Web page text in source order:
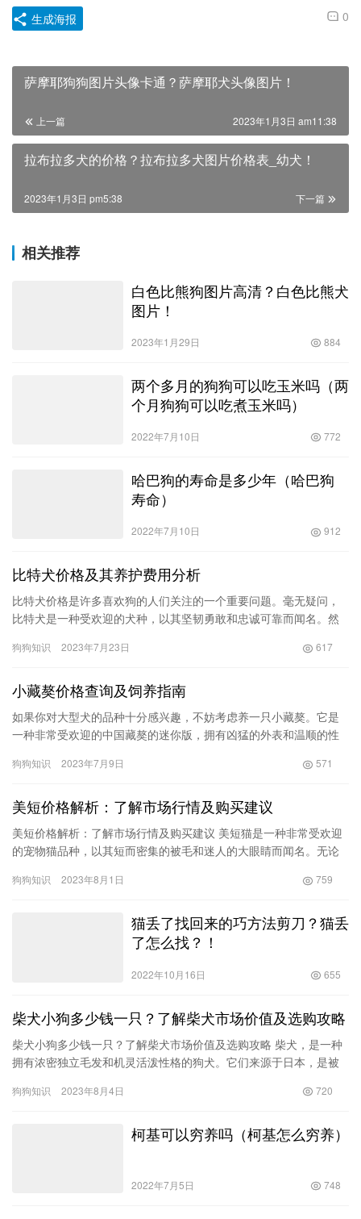
0
生成海报
萨摩耶狗狗图片头像卡通？萨摩耶犬头像图片！
上一篇 2023年1月3日 am11:38
拉布拉多犬的价格？拉布拉多犬图片价格表_幼犬！
下一篇
2023年1月3日 pm5:38
相关推荐
白色比熊狗图片高清？白色比熊犬
图片！
2023年1月29日 884
两个多月的狗狗可以吃玉米吗（两
个月狗狗可以吃煮玉米吗）
2022年7月10日 772
哈巴狗的寿命是多少年（哈巴狗
寿命）
2022年7月10日 912
比特犬价格及其养护费用分析
比特犬价格是许多喜欢狗的人们关注的一个重要问题。毫无疑问，
比特犬是一种受欢迎的犬种，以其坚韧勇敢和忠诚可靠而闻名。然
要的考…
狗狗知识 2023年7月23日 617
小藏獒价格查询及饲养指南
如果你对大型犬的品种十分感兴趣，不妨考虑养一只小藏獒。它是
一种非常受欢迎的中国藏獒的迷你版，拥有凶猛的外表和温顺的性
问题并…
狗狗知识 2023年7月9日 571
美短价格解析：了解市场行情及购买建议
美短价格解析：了解市场行情及购买建议 美短猫是一种非常受欢迎
的宠物猫品种，以其短而密集的被毛和迷人的大眼睛而闻名。无论
受青…
狗狗知识 2023年8月1日 759
猫丢了找回来的巧方法剪刀？猫丢
了怎么找？！
2022年10月16日 655
柴犬小狗多少钱一只？了解柴犬市场价值及选购攻略
柴犬小狗多少钱一只？了解柴犬市场价值及选购攻略 柴犬，是一种
拥有浓密独立毛发和机灵活泼性格的狗犬。它们来源于日本，是被
犬近…
狗狗知识 2023年8月4日 720
柯基可以穷养吗（柯基怎么穷养）
2022年7月5日 748